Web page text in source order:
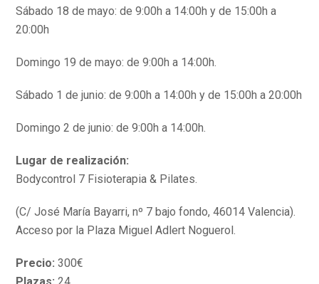
Sábado 18 de mayo: de 9:00h a 14:00h y de 15:00h a
20:00h
Domingo 19 de mayo: de 9:00h a 14:00h.
Sábado 1 de junio: de 9:00h a 14:00h y de 15:00h a 20:00h
Domingo 2 de junio: de 9:00h a 14:00h.
Lugar de realización:
Bodycontrol 7 Fisioterapia & Pilates.
(C/ José María Bayarri, nº 7 bajo fondo, 46014 Valencia).
Acceso por la Plaza Miguel Adlert Noguerol.
Precio: 300€